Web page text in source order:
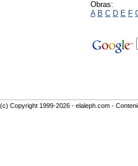
Obras:
A B C D E F
(c) Copyright 1999-2026 - elaleph.com -